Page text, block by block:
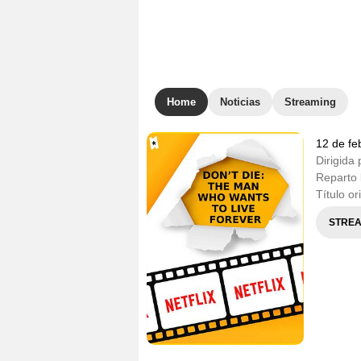
Home Noticias Streaming
12 de
Dirigida
Reparto
Título